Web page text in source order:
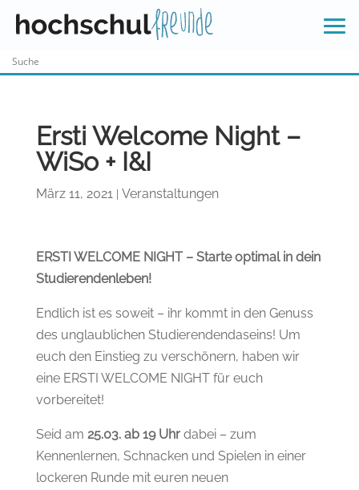
Ersti Welcome Night –
WiSo + I&I
März 11, 2021 Veranstaltungen
ERSTI WELCOME NIGHT – Starte optimal in dein
Studierendenleben!
Endlich ist es soweit – ihr kommt in den Genuss
des unglaublichen Studierendendaseins! Um
euch den Einstieg zu verschönern, haben wir
eine ERSTI WELCOME NIGHT für euch
vorbereitet!
Seid am 25.03. ab 19 Uhrdabei – zum
Kennenlernen, Schnacken und Spielen in einer
lockeren Runde mit euren neuen